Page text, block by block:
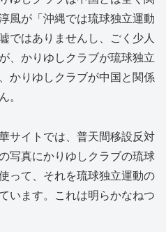
風が「沖縄では琉球独立運動
ではありませんし、ごく少人
、かりゆしクラブが琉球独立
かりゆしクラブが中国と関係
サイトでは、普天間移設反対
写真にかりゆしクラブの琉球
って、それを琉球独立運動の
います。これは明らかなねつ